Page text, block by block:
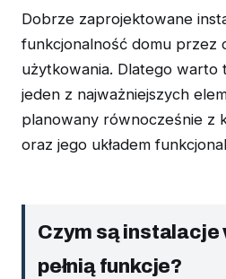
Dobrze zaprojektowane
funkcjonalność domu przez
użytkowania. Dlatego warto
jeden z najważniejszych
planowany równocześnie z
oraz jego układem
Czym są instalacje
pełnią funkcje?